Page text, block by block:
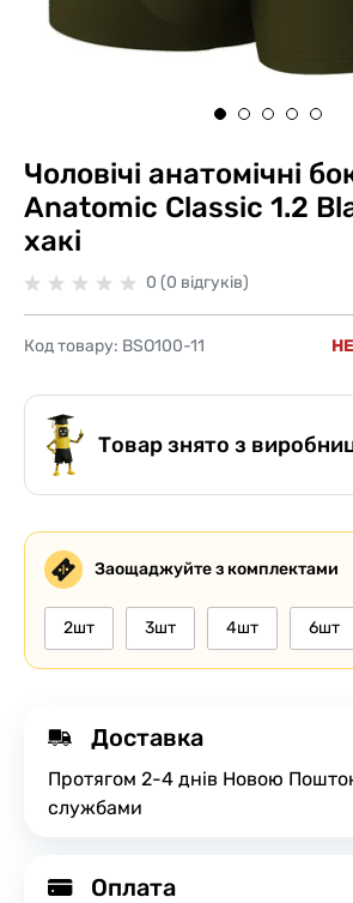
Чоловічі анатомічні
Anatomic Classic 1.2
хакі
0 (0 відгуків)
Код товару: BSO100-11
Товар знято з
Заощаджуйте з комплектами
2шт 3шт 4шт 6шт
Доставка
Протягом 2-4 днів Новою
службами
Оплата